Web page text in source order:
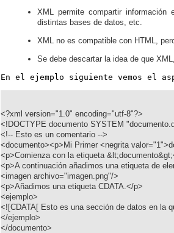
XML permite compartir información
distintas bases de datos, etc.
XML no es compatible con HTML,
Se debe descartar la idea de que
En el ejemplo siguiente vemos el
<?xml version="1.0" encoding="utf-8"?>
<!DOCTYPE documento SYSTEM
<!-- Esto es un comentario -->
<documento><p>Mi Primer <negrita
<p>Comienza con la etiqueta
<p>A continuación añadimos una etiqueta de
<imagen archivo="imagen.png"/>
<p>Añadimos una etiqueta CDATA.</p>
<ejemplo>
<![CDATA[ Esto es una sección de datos en la
</ejemplo>
</documento>